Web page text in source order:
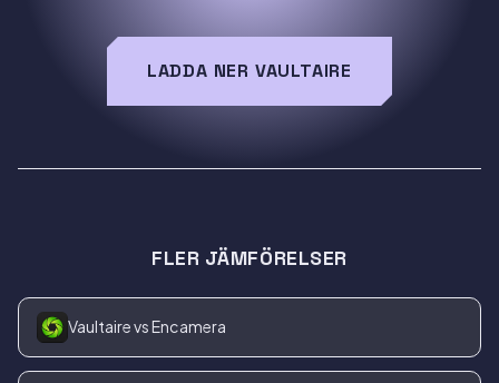
LADDA NER VAULTAIRE
FLER JÄMFÖRELSER
Vaultaire vs Encamera